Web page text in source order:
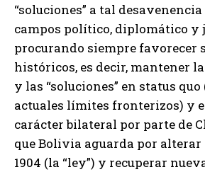
“soluciones” a tal desavenencia
campos político, diplomático y
procurando siempre favorecer
históricos, es decir, mantener
y las “soluciones” en status
actuales límites fronterizos) y
carácter bilateral por parte de
que Bolivia aguarda por alterar
1904 (la “ley”) y recuperar